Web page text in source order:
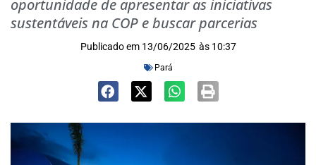
oportunidade de apresentar as iniciativas
sustentáveis na COP e buscar parcerias
Publicado em 13/06/2025 às 10:37
Pará